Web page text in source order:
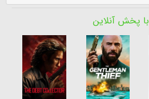
با پخش آنلاین